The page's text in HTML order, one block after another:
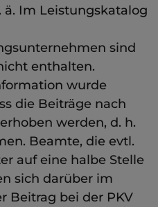
ä. Im Leistungskatalog
sind
enthalten.
wurde
die Beiträge nach
werden, d. h.
Beamte, die evtl.
auf eine halbe Stelle
sich darüber im
Beitrag bei der PKV